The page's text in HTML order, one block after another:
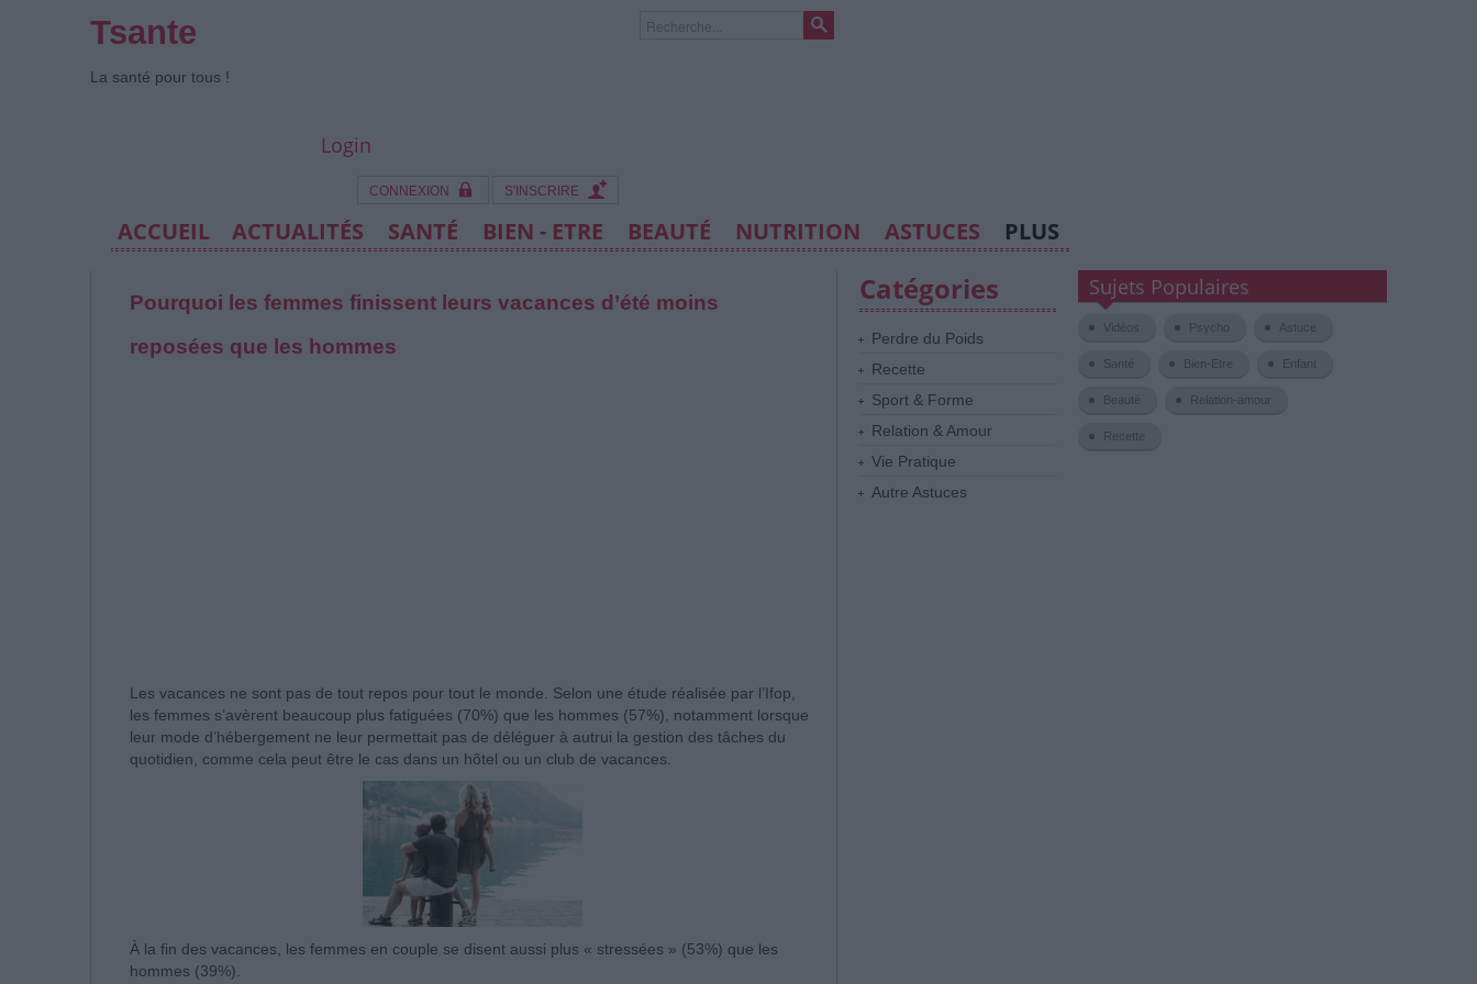
Tsante
La santé pour tous !
Login
CONNEXION S'INSCRIRE
ACCUEIL ACTUALITÉS SANTÉ BIEN - ETRE BEAUTÉ NUTRITION ASTUCES PLUS
Pourquoi les femmes finissent leurs vacances d’été moins
reposées que les hommes
Les vacances ne sont pas de tout repos pour tout le monde. Selon une étude réalisée par l’Ifop,
les femmes s’avèrent beaucoup plus fatiguées (70%) que les hommes (57%), notamment lorsque
leur mode d’hébergement ne leur permettait pas de déléguer à autrui la gestion des tâches du
quotidien, comme cela peut être le cas dans un hôtel ou un club de vacances.
À la fin des vacances, les femmes en couple se disent aussi plus « stressées » (53%) que les
hommes (39%).
Catégories
Perdre du Poids
Recette
Sport & Forme
Relation & Amour
Vie Pratique
Autre Astuces
Sujets Populaires
Vidéos Psycho Astuce
Santé Bien-Etre Enfant
Beauté Relation-amour
Recette